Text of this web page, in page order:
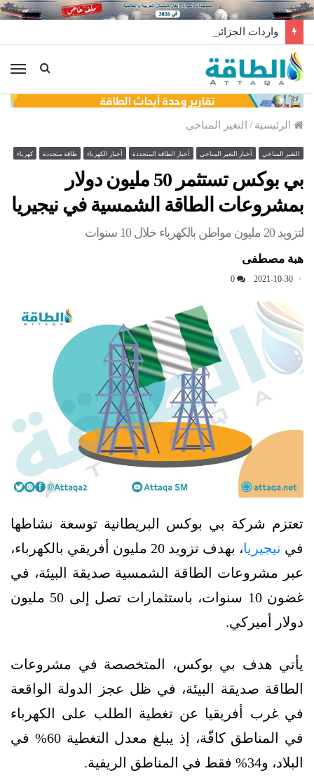
واردات الجزائر من الألواح الشمسية الصينية تهبط 46%
الرئيسية / التغير المناخي
التغير المناخي أخبار التغير المناخي أخبار الطاقة المتجددة أخبار الكهرباء طاقة متجددة كهرباء
بي بوكس تستثمر 50 مليون دولار
بمشروعات الطاقة الشمسية في نيجيريا
لتزويد 20 مليون مواطن بالكهرباء خلال 10 سنوات
هبة مصطفى
2021-10-30
0
تعتزم شركة بي بوكس البريطانية توسعة نشاطها
في نيجيريا
، بهدف تزويد 20 مليون أفريقي بالكهرباء،
عبر مشروعات الطاقة الشمسية صديقة البيئة، في
غضون 10 سنوات، باستثمارات تصل إلى 50 مليون
دولار أميركي.
يأتي هدف بي بوكس، المتخصصة في مشروعات
الطاقة صديقة البيئة، في ظل عجز الدولة الواقعة
في غرب أفريقيا عن تغطية الطلب على الكهرباء
في المناطق كافّة، إذ يبلغ معدل التغطية 60% في
البلاد، و34% فقط في المناطق الريفية.